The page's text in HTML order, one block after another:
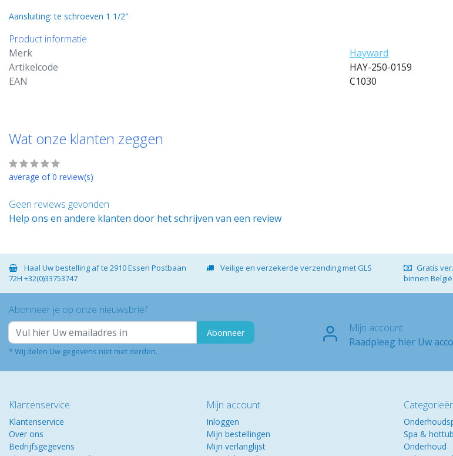
Aansluiting: te schroeven 1 1/2"
Product informatie
Merk
Hayward
Artikelcode
HAY-250-0159
EAN
C1030
Wat onze klanten zeggen
average of 0 review(s)
Geen reviews gevonden
Help ons en andere klanten door het schrijven van een review
Haal Uw bestelling af te 2910 Essen Postbaan
72H +32(0)33753747
Veilige en verzekerde verzending met GLS
Gratis
binnen
Abonneer je op onze nieuwsbrief
Abonneer
* Wij delen Uw gegevens niet met derden.
Mijn account
Raadpleeg hier Uw
Klantenservice
Klantenservice
Over ons
Bedrijfsgegevens
Mijn account
Inloggen
Mijn bestellingen
Mijn verlanglijst
Spa &
Onderhoud